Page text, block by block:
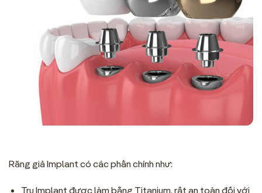
Răng giả Implant có các phần chính như:
Trụ Implant được làm bằng Titanium, rất an toàn đối với